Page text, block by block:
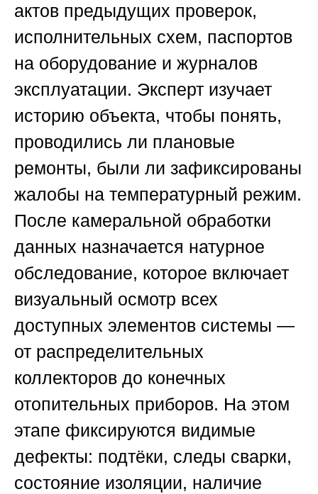
актов предыдущих проверок,
исполнительных схем, паспортов
на оборудование и журналов
эксплуатации. Эксперт изучает
историю объекта, чтобы понять,
проводились ли плановые
ремонты, были ли зафиксированы
жалобы на температурный режим.
После камеральной обработки
данных назначается натурное
обследование, которое включает
визуальный осмотр всех
доступных элементов системы —
от распределительных
коллекторов до конечных
отопительных приборов. На этом
этапе фиксируются видимые
дефекты: подтёки, следы сварки,
состояние изоляции, наличие